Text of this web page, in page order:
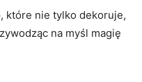
które nie tylko dekoruje,
na myśl magię